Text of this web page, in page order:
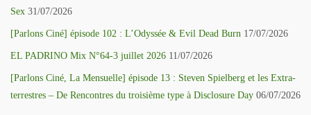
Sex 31/07/2026
[Parlons Ciné] épisode 102 : L’Odyssée & Evil Dead Burn 17/07/2026
EL PADRINO Mix N°64-3 juillet 2026 11/07/2026
[Parlons Ciné, La Mensuelle] épisode 13 : Steven Spielberg et les Extra-
terrestres – De Rencontres du troisième type à Disclosure Day 06/07/2026